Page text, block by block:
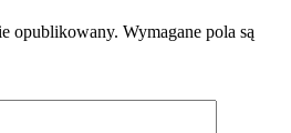
opublikowany. Wymagane pola są